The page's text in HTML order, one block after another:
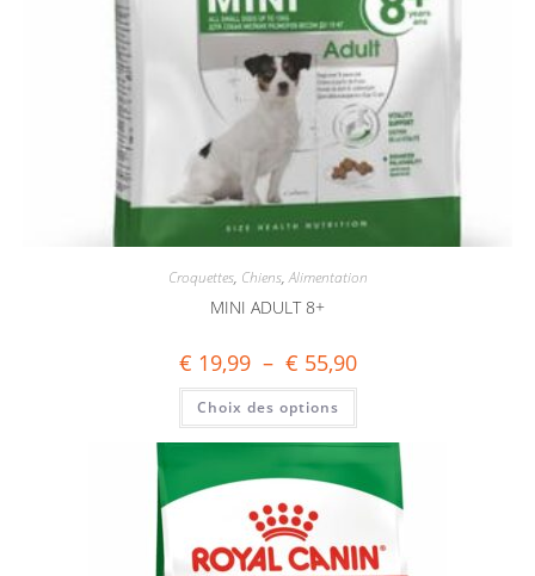
Croquettes, Chiens,Alimentation
MINI ADULT 8+
€ 19,99 – € 55,90
Choix des options